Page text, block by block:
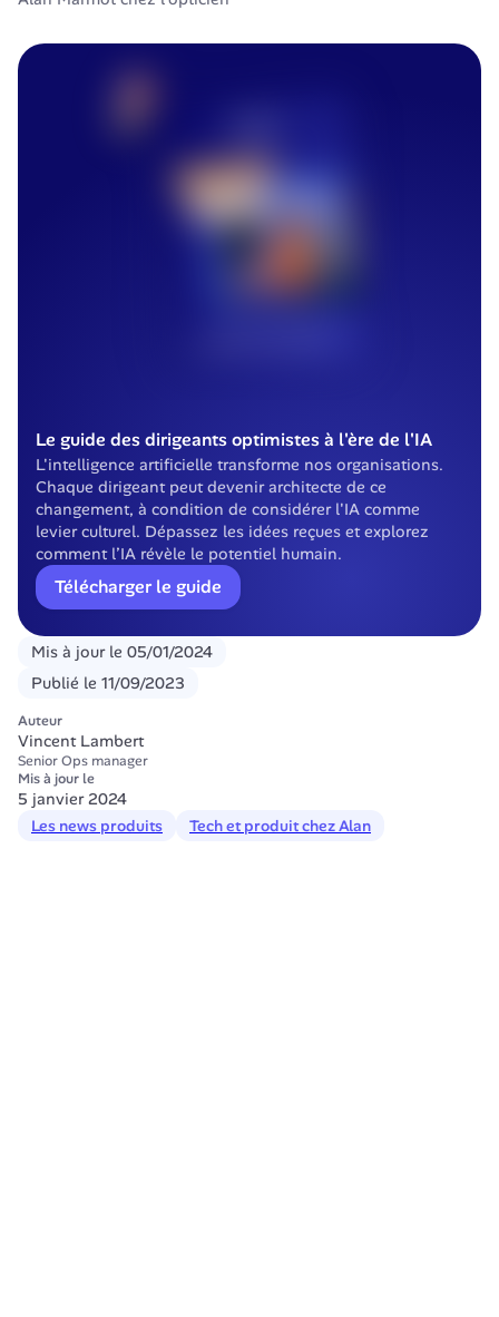
Le guide des dirigeants optimistes à l'ère de l'IA
L'intelligence artificielle transforme nos organisations.
Chaque dirigeant peut devenir architecte de ce
changement, à condition de considérer l'IA comme
levier culturel. Dépassez les idées reçues et explorez
comment l’IA révèle le potentiel humain.
Télécharger le guide
Mis à jour le 05/01/2024
Publié le 11/09/2023
Auteur
Vincent Lambert
Senior Ops manager
Mis à jour le
5 janvier 2024
Les news produits
Tech et produit chez Alan